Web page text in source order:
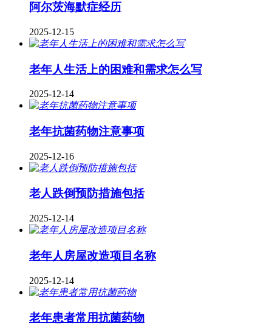
阿尔茨海默症经历
2025-12-15
老年人生活上的困难和需求怎么写
2025-12-14
老年抗菌药物注意事项
2025-12-16
老人跌倒预防措施包括
2025-12-14
老年人房屋改造项目名称
2025-12-14
老年患者常用抗菌药物